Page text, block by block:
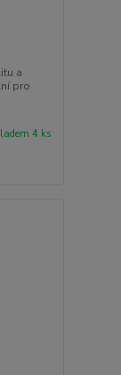
a
pro
4 ks